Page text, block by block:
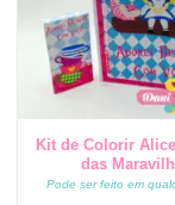
Kit de Colorir
das
Pode ser feito em